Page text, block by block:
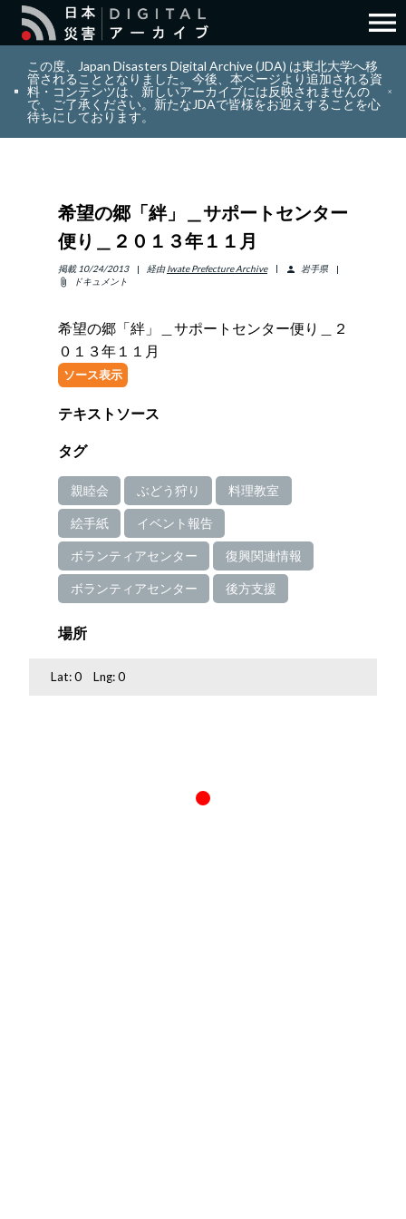
search 検索
layers コレクション
info_outline リソース
アバウト
ENGLISH 日本語
menu
この度、Japan Disasters Digital Archive (JDA) は東北大学へ移
管されることとなりました。今後、本ページより追加される資
料・コンテンツは、新しいアーカイブには反映されませんの
で、ご了承ください。新たなJDAで皆様をお迎えすることを心
待ちにしております。
希望の郷「絆」＿サポートセンター
便り＿２０１３年１１月
掲載 10/24/2013 経由 Iwate Prefecture Archive person
岩手県
attach_file
ドキュメント
希望の郷「絆」＿サポートセンター便り＿２
０１３年１１月
ソース表示
テキストソース
タグ
親睦会 ぶどう狩り 料理教室
絵手紙 イベント報告
ボランティアセンター 復興関連情報
ボランティアセンター 後方支援
場所
Lat:0 Lng:0